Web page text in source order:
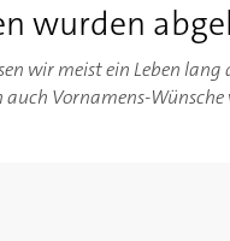
wurden
wir meist ein Leben
Vornamens-Wünsche